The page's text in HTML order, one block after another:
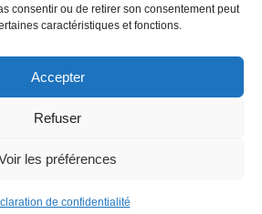
consentir ou de retirer son consentement peut
caractéristiques et fonctions.
Accepter
Refuser
les préférences
de confidentialité